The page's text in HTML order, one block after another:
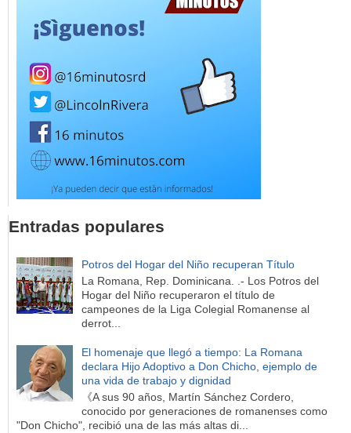
Entradas populares
Potros del Hogar del Niño recuperan Título
La Romana, Rep. Dominicana. .- Los Potros del
Hogar del Niño recuperaron el título de
campeones de la Liga Colegial Romanense al
derrot...
El homenaje que llegó a tiempo: La Romana
declara Hijo Adoptivo a Don Chicho, ejemplo de
una vida de trabajo y dignidad
《A sus 90 años, Martín Sánchez Cordero,
conocido por generaciones de romanenses como
"Don Chicho", recibió una de las más altas di...